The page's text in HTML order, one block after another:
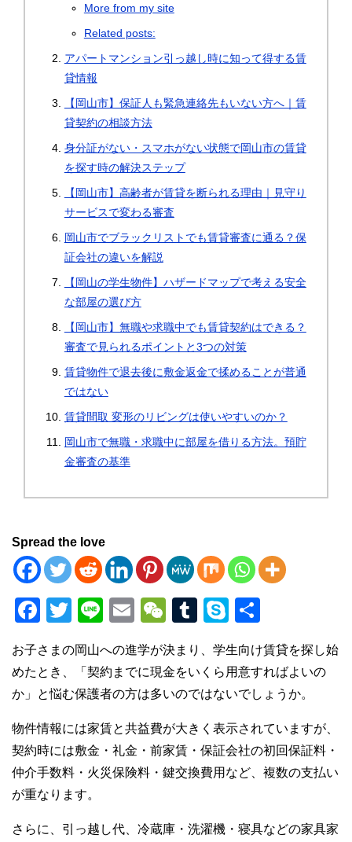
More from my site
Related posts:
アパートマンション引っ越し時に知って得する賃
貸情報
【岡山市】保証人も緊急連絡先もいない方へ｜賃
貸契約の相談方法
身分証がない・スマホがない状態で岡山市の賃貸
を探す時の解決ステップ
【岡山市】高齢者が賃貸を断られる理由｜見守り
サービスで変わる審査
岡山市でブラックリストでも賃貸審査に通る？保
証会社の違いを解説
【岡山の学生物件】ハザードマップで考える安全
な部屋の選び方
【岡山市】無職や求職中でも賃貸契約はできる？
審査で見られるポイントと3つの対策
賃貸物件で退去後に敷金返金で揉めることが普通
ではない
賃貸間取 変形のリビングは使いやすいのか？
岡山市で無職・求職中に部屋を借りる方法。預貯
金審査の基準
Spread the love
F
c
e
o
o
k
T
tt
er
Li
e
E
ail
W
C
h
T
m
bl
S
p
e
お子さまの岡山への進学が決まり、学生向け賃貸を探し始
めたとき、「契約までに現金をいくら用意すればよいの
か」と悩む保護者の方は多いのではないでしょうか。
物件情報には家賃と共益費が大きく表示されていますが、
契約時には敷金・礼金・前家賃・保証会社の初回保証料・
仲介手数料・火災保険料・鍵交換費用など、複数の支払い
が重なります。
さらに、引っ越し代、冷蔵庫・洗濯機・寝具などの家具家